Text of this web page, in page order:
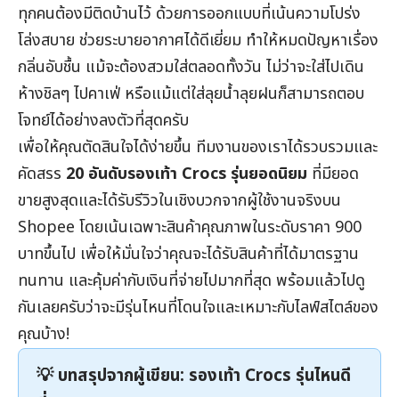
ทุกคนต้องมีติดบ้านไว้ ด้วยการออกแบบที่เน้นความโปร่ง
โล่งสบาย ช่วยระบายอากาศได้ดีเยี่ยม ทำให้หมดปัญหาเรื่อง
กลิ่นอับชื้น แม้จะต้องสวมใส่ตลอดทั้งวัน ไม่ว่าจะใส่ไปเดิน
ห้างชิลๆ ไปคาเฟ่ หรือแม้แต่ใส่ลุยน้ำลุยฝนก็สามารถตอบ
โจทย์ได้อย่างลงตัวที่สุดครับ
เพื่อให้คุณตัดสินใจได้ง่ายขึ้น ทีมงานของเราได้รวบรวมและ
คัดสรร 20 อันดับรองเท้า Crocs รุ่นยอดนิยม ที่มียอด
ขายสูงสุดและได้รับรีวิวในเชิงบวกจากผู้ใช้งานจริงบน
Shopee โดยเน้นเฉพาะสินค้าคุณภาพในระดับราคา 900
บาทขึ้นไป เพื่อให้มั่นใจว่าคุณจะได้รับสินค้าที่ได้มาตรฐาน
ทนทาน และคุ้มค่ากับเงินที่จ่ายไปมากที่สุด พร้อมแล้วไปดู
กันเลยครับว่าจะมีรุ่นไหนที่โดนใจและเหมาะกับไลฟ์สไตล์ของ
คุณบ้าง!
💡 บทสรุปจากผู้เขียน: รองเท้า Crocs รุ่นไหนดี